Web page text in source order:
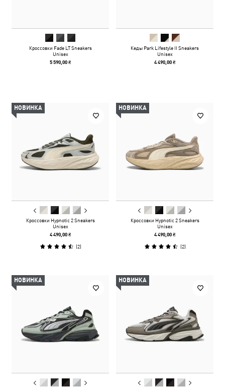
Кроссовки Fade LT Sneakers
Unisex
5 590,00 ₴
Кеды Park Lifestyle II Sneakers
Unisex
4 490,00 ₴
НОВИНКА
Кроссовки Hypnotic 2 Sneakers
Unisex
4 490,00 ₴
(2)
НОВИНКА
Кроссовки Hypnotic 2 Sneakers
Unisex
4 490,00 ₴
(2)
НОВИНКА НОВИНКА